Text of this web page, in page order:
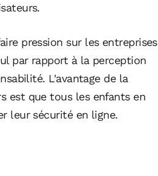
pression sur les entreprises
par rapport à la perception
L'avantage de la
est que tous les enfants en
leur sécurité en ligne.